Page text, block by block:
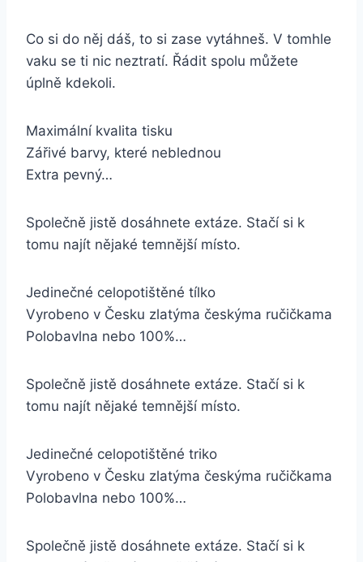
Co si do něj dáš, to si zase vytáhneš. V tomhle
vaku se ti nic neztratí. Řádit spolu můžete
úplně kdekoli.
Maximální kvalita tisku
Zářivé barvy, které neblednou
Extra pevný…
Společně jistě dosáhnete extáze. Stačí si k
tomu najít nějaké temnější místo.
Jedinečné celopotištěné tílko
Vyrobeno v Česku zlatýma českýma ručičkama
Polobavlna nebo 100%…
Společně jistě dosáhnete extáze. Stačí si k
tomu najít nějaké temnější místo.
Jedinečné celopotištěné triko
Vyrobeno v Česku zlatýma českýma ručičkama
Polobavlna nebo 100%…
Společně jistě dosáhnete extáze. Stačí si k